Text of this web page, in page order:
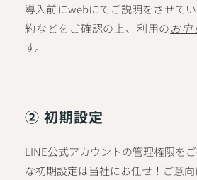
導入前にwebにてご説明をさせて
約などをご確認の上、利用のお申
す。
② 初期設定
LINE公式アカウントの管理権限を
な初期設定は当社にお任せ！ご意